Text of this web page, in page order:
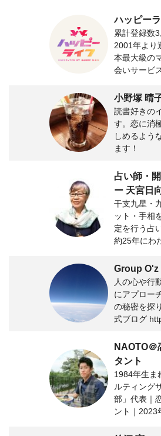
ハッピー
累計登録数
2001年より
本最大級の
会いサービ
小野塚 晴
読書好きの
す。恋に消
しめるよう
ます！
占い師・
ー 天宮日
干支九星・
ット・手相
定を行う占
約25年にわ
Group O'z
人の心や行
にアプロー
の秘密を探
式ブログ
NAOTO＠
タント
1984年生ま
ルティング
部」代表｜
ント｜2023